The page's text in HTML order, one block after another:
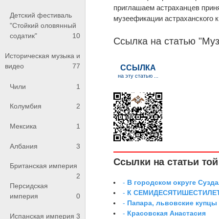
Детский фестиваль
"Стойкий оловянный
содатик"
10
Историческая музыка и
видео
77
Чили 1
Колумбия 2
Мексика 1
Албания 3
Британская империя
2
Персидская
империя
0
Испанская империя 3
приглашаем астраханцев
музеефикации астраханского
Ссылка на статью
Ссылки на статьи
- В городском округе
- К
- Папара, львовские купцы
- Красовская Анастасия